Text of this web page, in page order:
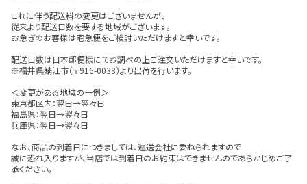
これに伴う配送料の変更はございませんが、
従来より配送日数を要する地域がございます。
お急ぎのお客様は宅急便をご検討いただけますと幸いです。
配送日数は日本郵便様にてお調べの上ご注文いただけますと幸いです。
※福井県鯖江市（〒916-0038）より出荷を行います。
＜変更がある地域の一例＞
東京都区内：翌日→翌々日
福島県：翌日→翌々日
兵庫県：翌日→翌々日
なお、商品の到着日につきましては、運送会社に委ねられますので
誠に恐れ入りますが、当店では到着日のお約束はできませんのであらかじめご了
承ください。